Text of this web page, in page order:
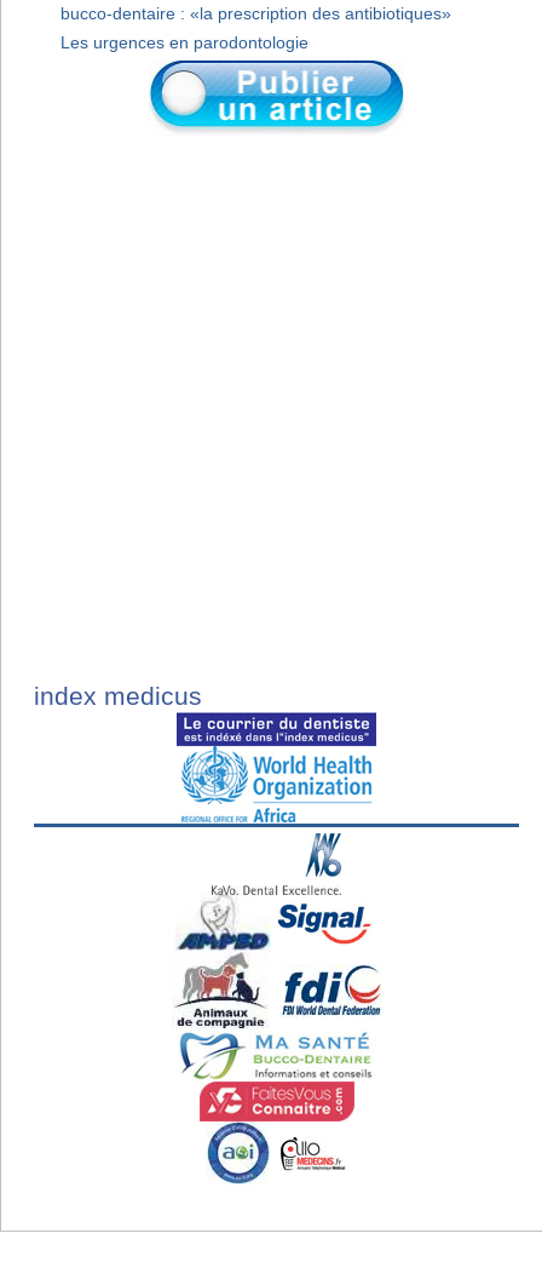
bucco-dentaire : «la prescription des antibiotiques»
Les urgences en parodontologie
index medicus